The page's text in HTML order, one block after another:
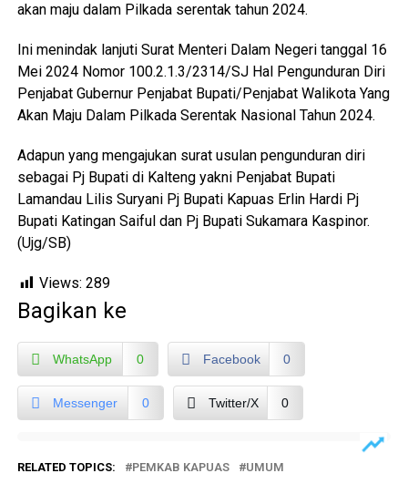
akan maju dalam Pilkada serentak tahun 2024.
Ini menindak lanjuti Surat Menteri Dalam Negeri tanggal 16
Mei 2024 Nomor 100.2.1.3/2314/SJ Hal Pengunduran Diri
Penjabat Gubernur Penjabat Bupati/Penjabat Walikota Yang
Akan Maju Dalam Pilkada Serentak Nasional Tahun 2024.
Adapun yang mengajukan surat usulan pengunduran diri
sebagai Pj Bupati di Kalteng yakni Penjabat Bupati
Lamandau Lilis Suryani Pj Bupati Kapuas Erlin Hardi Pj
Bupati Katingan Saiful dan Pj Bupati Sukamara Kaspinor.
(Ujg/SB)
Views: 289
Bagikan ke
WhatsApp 0 Facebook 0
Messenger 0 Twitter/X 0
RELATED TOPICS: PEMKAB KAPUAS UMUM